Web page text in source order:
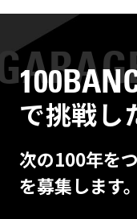
で挑戦し
次の100年を
を募集します。